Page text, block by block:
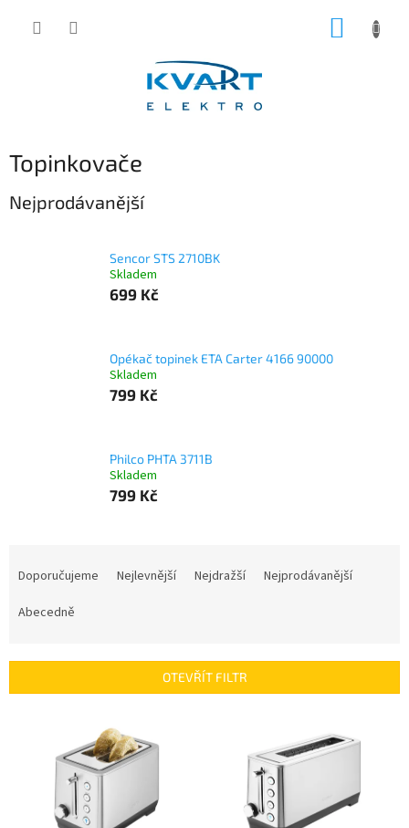
Topinkovače
Nejprodávanější
Sencor STS 2710BK
Skladem
699 Kč
Opékač topinek ETA Carter 4166 90000
Skladem
799 Kč
Philco PHTA 3711B
Skladem
799 Kč
r
Doporučujeme Nejlevnější Nejdražší
Nejprodávanější
Abecedně
OTEVŘÍT FILTR